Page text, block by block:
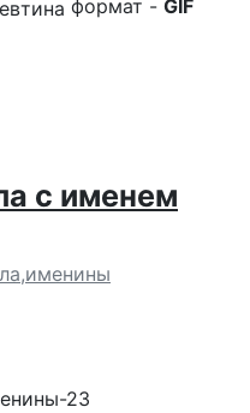
формат - GIF
с именем
23